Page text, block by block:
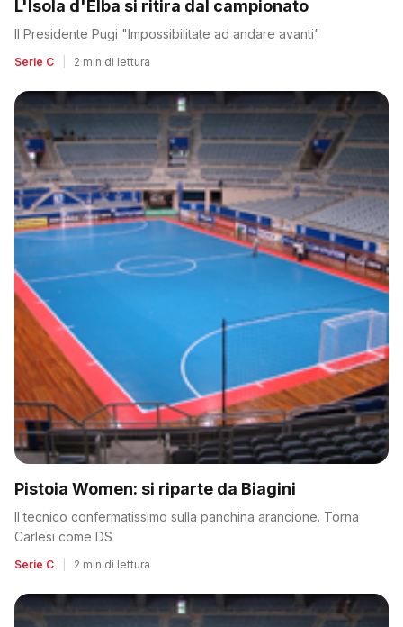
L'Isola d'Elba si ritira dal campionato
Il Presidente Pugi "Impossibilitate ad andare avanti"
Serie C 2 min di lettura
Pistoia Women: si riparte da Biagini
Il tecnico confermatissimo sulla panchina arancione. Torna
Carlesi come DS
Serie C 2 min di lettura